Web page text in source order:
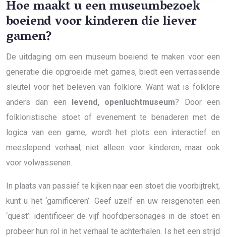
Hoe maakt u een museumbezoek
boeiend voor kinderen die liever
gamen?
De uitdaging om een museum boeiend te maken voor een
generatie die opgroeide met games, biedt een verrassende
sleutel voor het beleven van folklore. Want wat is folklore
anders dan een
levend, openluchtmuseum? Door een
folkloristische stoet of evenement te benaderen met de
logica van een game, wordt het plots een interactief en
meeslepend verhaal, niet alleen voor kinderen, maar ook
voor volwassenen.
In plaats van passief te kijken naar een stoet die voorbijtrekt,
kunt u het ‘gamificeren’. Geef uzelf en uw reisgenoten een
‘quest’: identificeer de vijf hoofdpersonages in de stoet en
probeer hun rol in het verhaal te achterhalen. Is het een strijd